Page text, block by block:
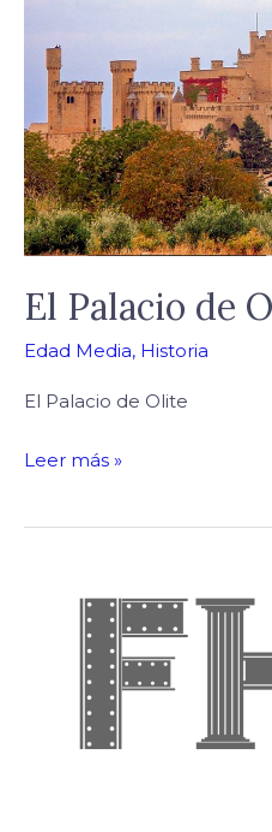
El Palacio de
Edad Media, Historia
El Palacio de Olite
Olite
Leer más »